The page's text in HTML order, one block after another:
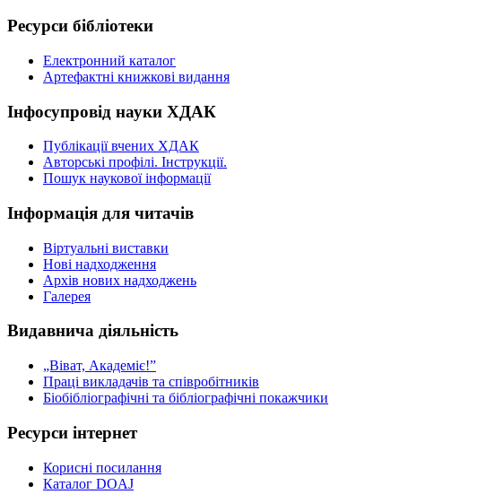
Ресурси бібліотеки
Електронний каталог
Артефактні книжкові видання
Інфосупровід науки ХДАК
Публікації вчених ХДАК
Авторські профілі. Інструкції.
Пошук наукової інформації
Інформація для читачів
Віртуальні виставки
Нові надходження
Архів нових надходжень
Галерея
Видавнича діяльність
„Віват, Академіє!”
Праці викладачів та співробітників
Біобібліографічні та бібліографічні покажчики
Ресурси інтернет
Корисні посилання
Каталог DOAJ